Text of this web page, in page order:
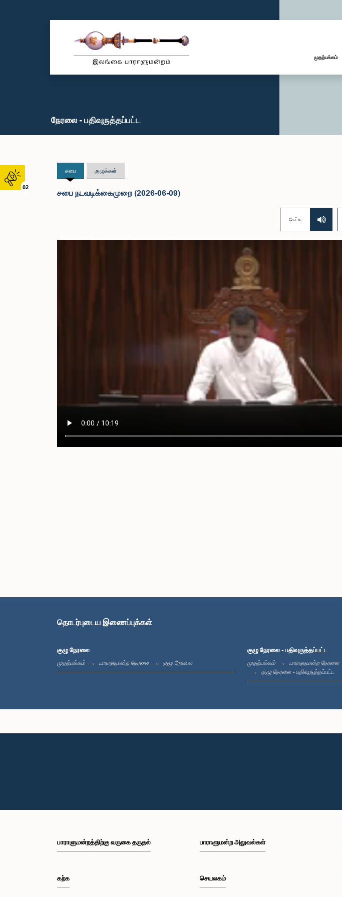
02
முதற்பக்கம்
நேரலை - பதிவுருத்தப்பட்ட
சபை குழுக்கள்
சபை நடவடிக்கைமுறை (2026-06-09)
கேட்க
தொடர்புடைய இணைப்புக்கள்
குழு நேரலை
முதற்பக்கம் பாராளுமன்ற நேரலை குழு நேரலை
குழு நேரலை - பதிவுருத்தப்பட்ட
முதற்பக்கம்
பாராளுமன்ற நேரலை
குழு நேரலை - பதிவுருத்தப்பட்ட
பாராளுமன்றத்திற்கு வருகை தருதல்
கற்க
பாராளுமன்ற அலுவல்கள்
செயலகம்